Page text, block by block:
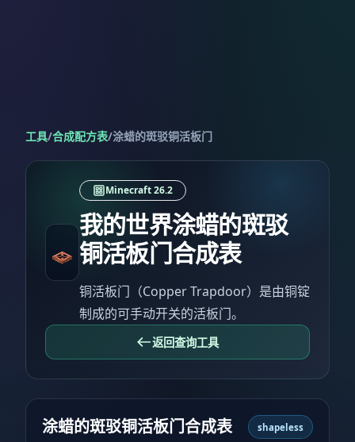
工具/合成配方表/涂蜡的斑驳铜活板门
Minecraft 26.2
我的世界涂蜡的斑驳
铜活板门合成表
铜活板门（Copper Trapdoor）是由铜锭
制成的可手动开关的活板门。
返回查询工具
涂蜡的斑驳铜活板门合成表 shapeless